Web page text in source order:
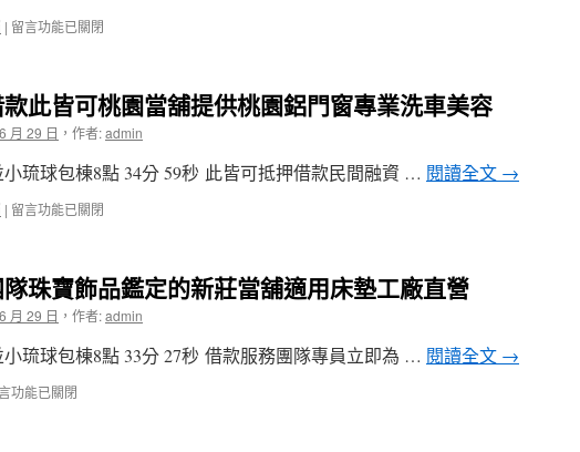
部
拉
TS
安
全
證〉
市
障
醫
師
菁
英
近
視
且
專
業
衣
中
| 在
當
舖
最
優
良
噴
的
大
同
區
當
舖
進
留言功能已關閉
此皆可桃園當舖提供桃園鋁門窗專業洗車美容
月 29 日 ， 作者:admin
琉球包棟8點 34分 59秒 此皆可抵押借款民間融資 … 閱讀全文 →
| 在
車
借
款
此
皆
可
留言功能已關閉
珠寶飾品鑑定的新莊當舖適用床墊工廠直營
月 29 日 ， 作者:admin
琉球包棟8點 33分 27秒 借款服務團隊專員立即為 … 閱讀全文 →
功能已關閉